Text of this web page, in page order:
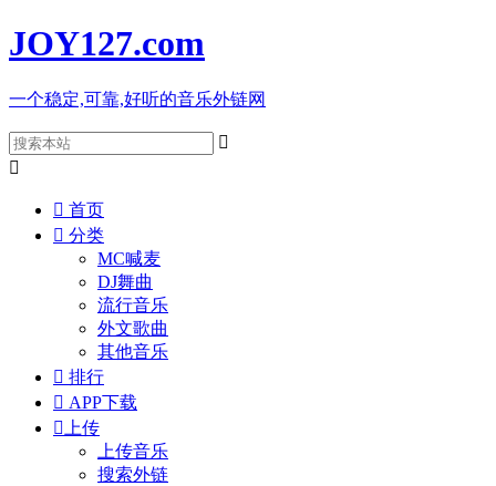
JOY127.com
一个稳定,可靠,好听的音乐外链网


 首页
 分类
MC喊麦
DJ舞曲
流行音乐
外文歌曲
其他音乐
 排行
 APP下载
 上传
上传音乐
搜索外链